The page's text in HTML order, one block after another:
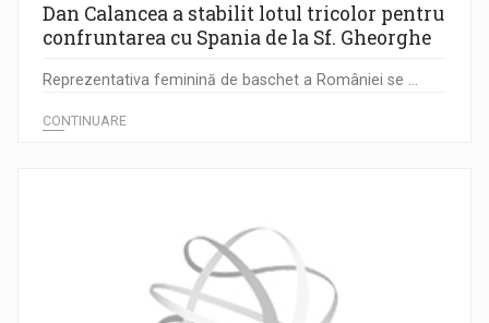
Dan Calancea a stabilit lotul tricolor pentru
confruntarea cu Spania de la Sf. Gheorghe
Reprezentativa feminină de baschet a României se ...
CONTINUARE